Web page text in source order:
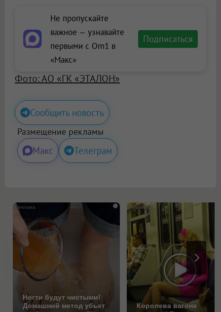
Не пропускайте
важное — узнавайте
первыми с Om1 в
«Макс»
Подписаться
Фото: АО «ГК «ЭТАЛОН»
Сообщить новость
Размещение рекламы
Макс Телеграм
i
Ногти будут чистыми!
Домашний метод убьет
Королева вагона